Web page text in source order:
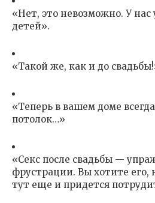
«Нет, это невозможно. У
детей».
«Такой же, как и до
«Теперь в вашем доме
потолок…»
«Секс после свадьбы —
фрустрации. Вы хотите его,
тут еще и придется